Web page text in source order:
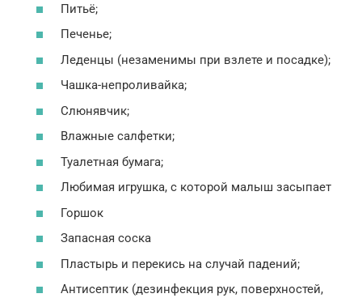
Питьё;
Печенье;
Леденцы (незаменимы при взлете и посадке);
Чашка-непроливайка;
Слюнявчик;
Влажные салфетки;
Туалетная бумага;
Любимая игрушка, с которой малыш засыпает
Горшок
Запасная соска
Пластырь и перекись на случай падений;
Антисептик (дезинфекция рук, поверхностей,